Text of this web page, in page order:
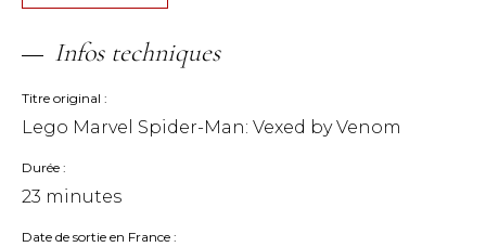
Infos techniques
Titre original
Lego Marvel Spider-Man: Vexed by Venom
Durée
23 minutes
Date de sortie en France